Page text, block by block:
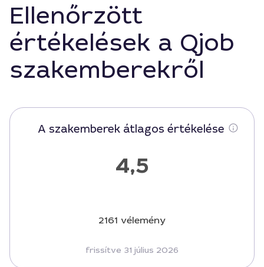
Ellenőrzött
értékelések a Qjob
szakemberekről
A szakemberek átlagos értékelése
4,5
2161 vélemény
frissítve 31 július 2026